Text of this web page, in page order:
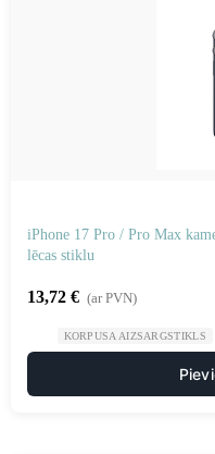
iPhone 17 Pro / Pro Max
lēcas stiklu
13,72 € (ar PVN)
KORPUSA AIZSARGSTIKLS